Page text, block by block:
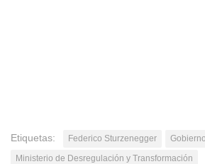
Etiquetas: Federico Sturzenegger
Ministerio de Desregulación y Transformación